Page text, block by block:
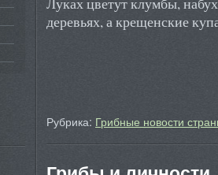
деревьях, а крещенские
Рубрика: Грибные новости